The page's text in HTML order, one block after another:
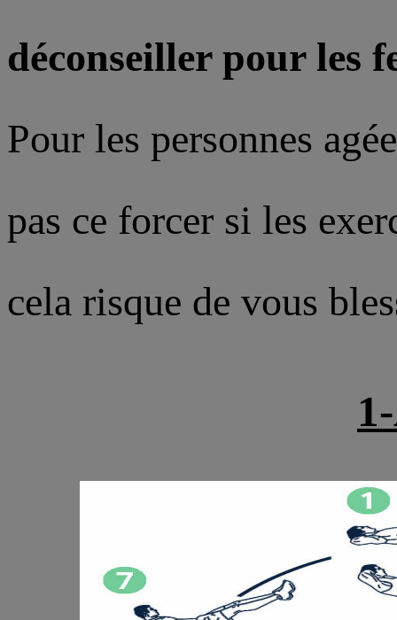
déconseiller pour les
Pour les personnes
pas ce forcer si les
cela risque de vous